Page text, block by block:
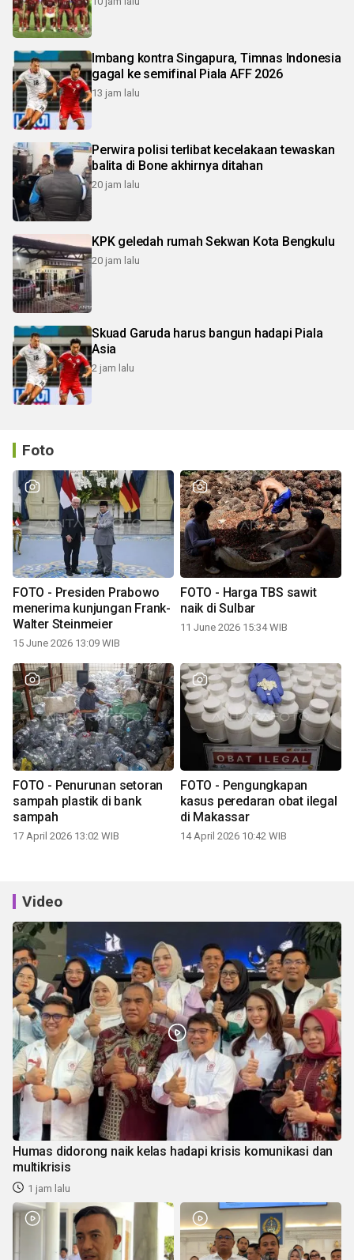
Imbang kontra Singapura, Timnas Indonesia
gagal ke semifinal Piala AFF 2026
13 jam lalu
Perwira polisi terlibat kecelakaan tewaskan
balita di Bone akhirnya ditahan
20 jam lalu
KPK geledah rumah Sekwan Kota Bengkulu
20 jam lalu
Skuad Garuda harus bangun hadapi Piala
Asia
2 jam lalu
Foto
FOTO - Presiden Prabowo
menerima kunjungan Frank-
Walter Steinmeier
15 June 2026 13:09 WIB
FOTO - Harga TBS sawit
naik di Sulbar
11 June 2026 15:34 WIB
FOTO - Penurunan setoran
sampah plastik di bank
sampah
17 April 2026 13:02 WIB
FOTO - Pengungkapan
kasus peredaran obat ilegal
di Makassar
14 April 2026 10:42 WIB
Video
Humas didorong naik kelas hadapi krisis komunikasi dan
multikrisis
1 jam lalu